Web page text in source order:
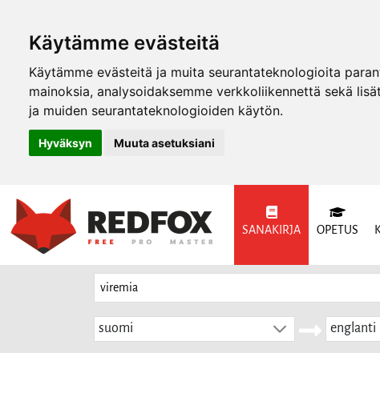
Käytämme evästeitä
Käytämme evästeitä ja muita seurantateknologioita
mainoksia, analysoidaksemme verkkoliikennettä sekä
ja muiden seurantateknologioiden käytön.
Hyväksyn Muuta asetuksiani
SANAKIRJA OPETUS
suomi englanti